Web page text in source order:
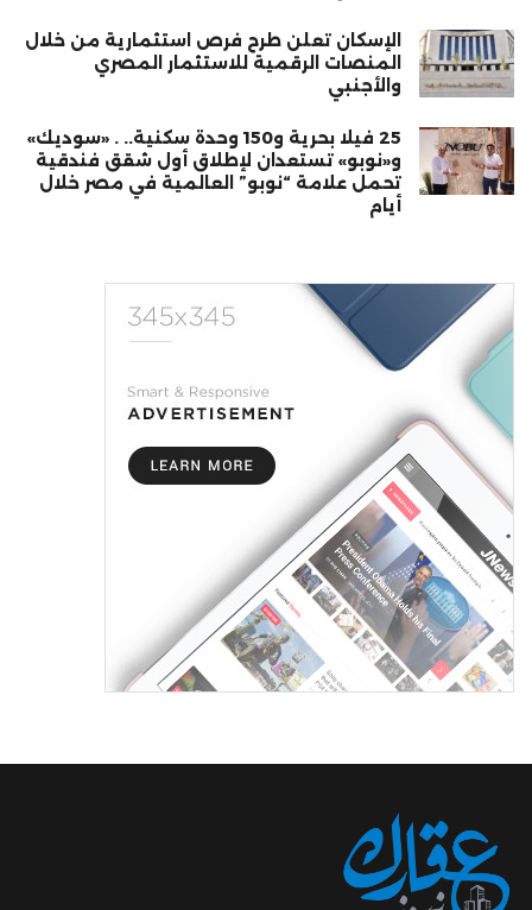
الإسكان تعلن طرح فرص استثمارية من خلال
المنصات الرقمية للاستثمار المصري
والأجنبي
25 فيلا بحرية و150 وحدة سكنية.. . «سوديك»
و«نوبو» تستعدان لإطلاق أول شقق فندقية
تحمل علامة “نوبو” العالمية في مصر خلال
أيام